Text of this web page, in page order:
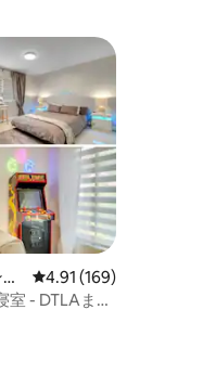
価
レビュー169件、5つ
4.91 (169)
室 - DTLAまで